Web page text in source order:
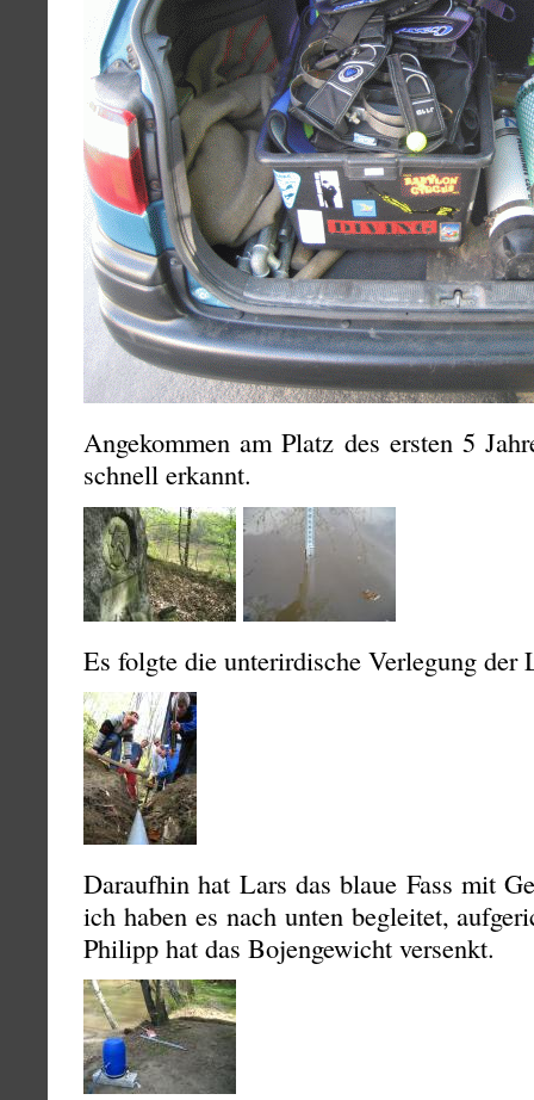
Angekommen am Platz des ersten 5
schnell erkannt.
Es folgte die unterirdische Verlegung
Daraufhin hat Lars das blaue Fass mit
ich haben es nach unten begleitet,
Philipp hat das Bojengewicht versenkt.